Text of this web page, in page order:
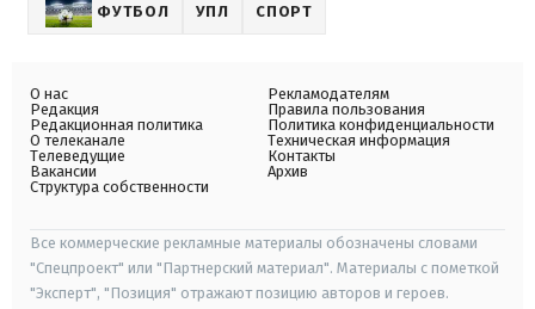
ФУТБОЛ УПЛ СПОРТ
О нас
Редакция
Редакционная политика
О телеканале
Телеведущие
Вакансии
Структура собственности
Рекламодателям
Правила пользования
Политика конфиденциальности
Техническая информация
Контакты
Архив
Все коммерческие рекламные материалы обозначены словами
"Спецпроект" или "Партнерский материал". Материалы с пометкой
"Эксперт", "Позиция" отражают позицию авторов и героев.